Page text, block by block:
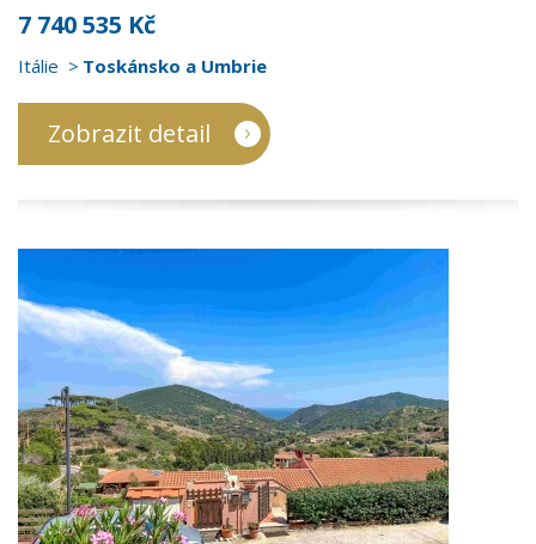
7 740 535 Kč
Itálie Toskánsko a Umbrie
Zobrazit detail